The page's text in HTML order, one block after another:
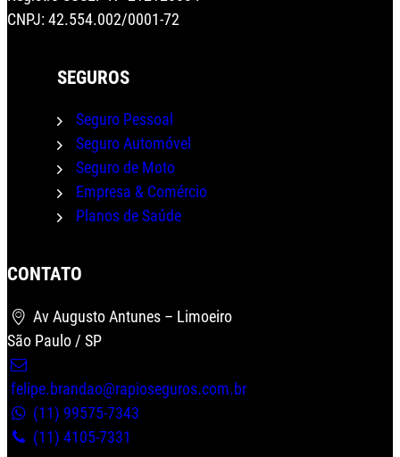
CNPJ: 42.554.002/0001-72
SEGUROS
Seguro Pessoal
Seguro Automóvel
Seguro de Moto
Empresa & Comércio
Planos de Saúde
CONTATO
Av Augusto Antunes – Limoeiro
São Paulo / SP
felipe.brandao@rapioseguros.com.br
(11) 99575-7343
(11) 4105-7331